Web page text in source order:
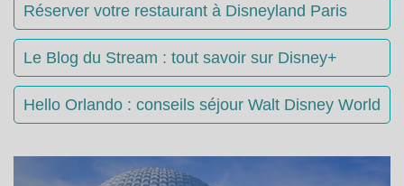
Réserver votre restaurant à Disneyland Paris
Le Blog du Stream : tout savoir sur Disney+
Hello Orlando : conseils séjour Walt Disney World